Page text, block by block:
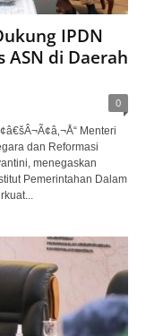
IPDN
di Daerah
0
Menteri
dan Reformasi
menegaskan
Pemerintahan Dalam